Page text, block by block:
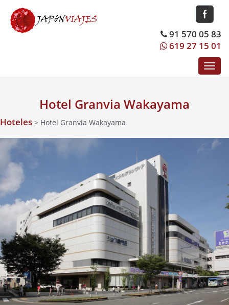
91 570 05 83
619 27 15 01
Hotel Granvia Wakayama
Hoteles > Hotel Granvia Wakayama